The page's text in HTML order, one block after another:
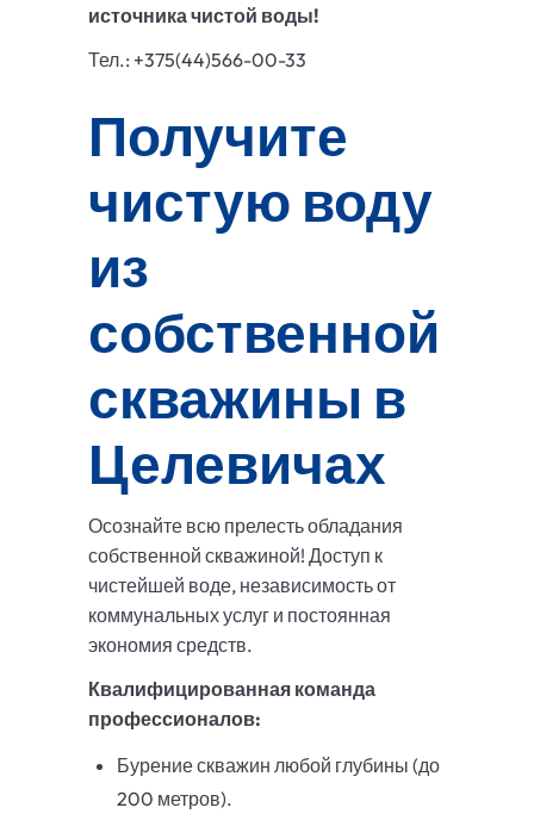
источника чистой воды!
Тел.: +375(44)566-00-33
Получите
чистую воду
из
собственной
скважины в
Целевичах
Осознайте всю прелесть обладания
собственной скважиной! Доступ к
чистейшей воде, независимость от
коммунальных услуг и постоянная
экономия средств.
Квалифицированная команда
профессионалов:
Бурение скважин любой глубины (до
200 метров).